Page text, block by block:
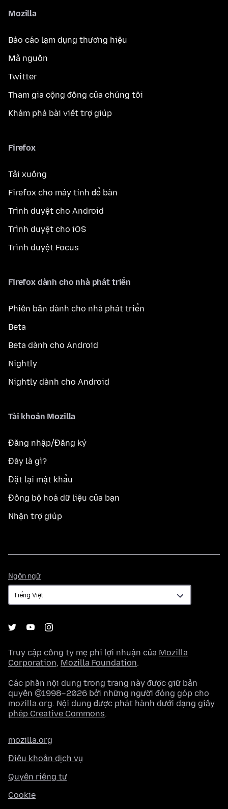
Mozilla
Báo cáo lạm dụng thương hiệu
Mã nguồn
Twitter
Tham gia cộng đồng của chúng tôi
Khám phá bài viết trợ giúp
Firefox
Tải xuống
Firefox cho máy tính để bàn
Trình duyệt cho Android
Trình duyệt cho iOS
Trình duyệt Focus
Firefox dành cho nhà phát triển
Phiên bản dành cho nhà phát triển
Beta
Beta dành cho Android
Nightly
Nightly dành cho Android
Tài khoản Mozilla
Đăng nhập/Đăng ký
Đây là gì?
Đặt lại mật khẩu
Đồng bộ hoá dữ liệu của bạn
Nhận trợ giúp
Ngôn ngữ
ngữ
Truy cập công ty mẹ phi lợi nhuận của Mozilla
Corporation, Mozilla Foundation.
Các phần nội dung trong trang này được giữ bản
quyền ©1998–2026 bởi những người đóng góp cho
mozilla.org. Nội dung được phát hành dưới dạng giấy
phép Creative Commons.
mozilla.org
Điều khoản dịch vụ
Quyền riêng tư
Cookie